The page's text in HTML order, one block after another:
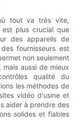
tout va très vite,
plus crucial que
des appareils de
fournisseurs est
non seulement
aussi de mieux
qualité du
les méthodes de
vidéo d'usine et
aider à prendre des
solides et fiables